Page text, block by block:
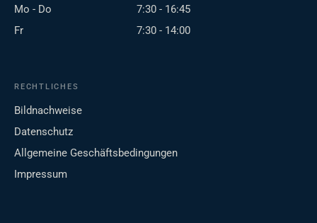
Mo - Do
7:30 - 16:45
Fr
7:30 - 14:00
RECHTLICHES
Bildnachweise
Datenschutz
Allgemeine Geschäftsbedingungen
Impressum